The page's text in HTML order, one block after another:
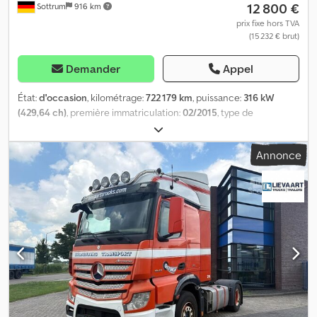
demande, nous vous transmettons volontiers une offre de nos
ateliers partenaires pour un nouveau contrôle technique ! Le
véhicule peut être recouvert de publicité et/ou lettré. Nos
Sottrum 916 km 12 800 €
prix fixe hors TVA
(15 232 € brut)
Demander Appel
État:d'occasion, kilométrage:722 179 km, puissance: 316 kW
(429,64 ch), première immatriculation:02/2015, type de
7 856 kg
10 144 kg, poids total:18 000 kg, configuration d'essieux:4x2,
empattement:3 550 mm, carburant: diesel , freins:retardeur,
couleur:bleu, cabine conducteur:autre, type d'engrenage:
automatique
, classe d'émission:Euro 6, suspension:autre,
nombre de sièges:2, Équipement:ABS, airbag, blocage de
différentiel, cabine, chauffage de siège, chauffage de
stationnement, climatisation, contrôle de traction, direction
assistée, filtre à particules, ordinateur de bord, phares
antibrouillard, phares supplémentaires, programme
électronique de stabilité (ESP), régulateur de vitesse, système
d'antidémarrage, * Véhicule allemand * État : voir photos *
Cabine : StreamSpace L avec 2 couchettes et 2 sièges * Retarder
Annonce